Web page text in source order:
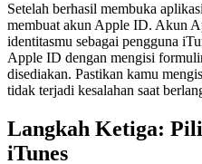
Setelah berhasil membuka
membuat akun Apple ID. Akun
identitasmu sebagai pengguna
Apple ID dengan mengisi
disediakan. Pastikan kamu
tidak terjadi kesalahan saat
Langkah Ketiga:
iTunes